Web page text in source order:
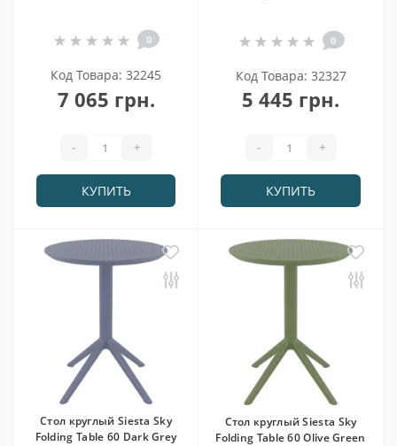
0
Код Товара: 32245
7 065 грн.
- +
КУПИТЬ
0
Код Товара: 32327
5 445 грн.
- +
КУПИТЬ
Cтол круглый Siesta Sky
Folding Table 60 Dark Grey
Cтол круглый Siesta Sky
Folding Table 60 Olive Green